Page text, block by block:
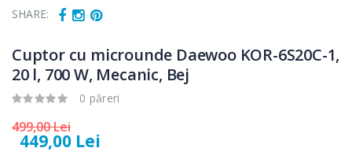
SHARE:
Cuptor cu microunde Daewoo KOR-6S20C-1,
20 l, 700 W, Mecanic, Bej
0 păreri
499,00 Lei
449,00 Lei
-25%
Fierbator
electric cu filtru
...